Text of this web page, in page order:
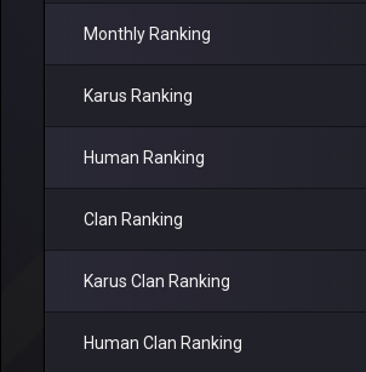
Monthly Ranking
Karus Ranking
Human Ranking
Clan Ranking
Karus Clan Ranking
Human Clan Ranking